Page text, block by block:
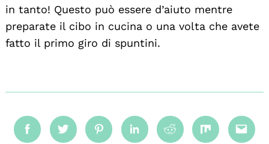
in tanto! Questo può essere d’aiuto mentre
preparate il cibo in cucina o una volta che avete
fatto il primo giro di spuntini.
FacebookTwitterPinterestLinkedinRedditMix